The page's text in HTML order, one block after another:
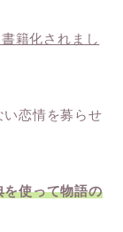
籍化されまし
恋情を募らせ
を使って物語の